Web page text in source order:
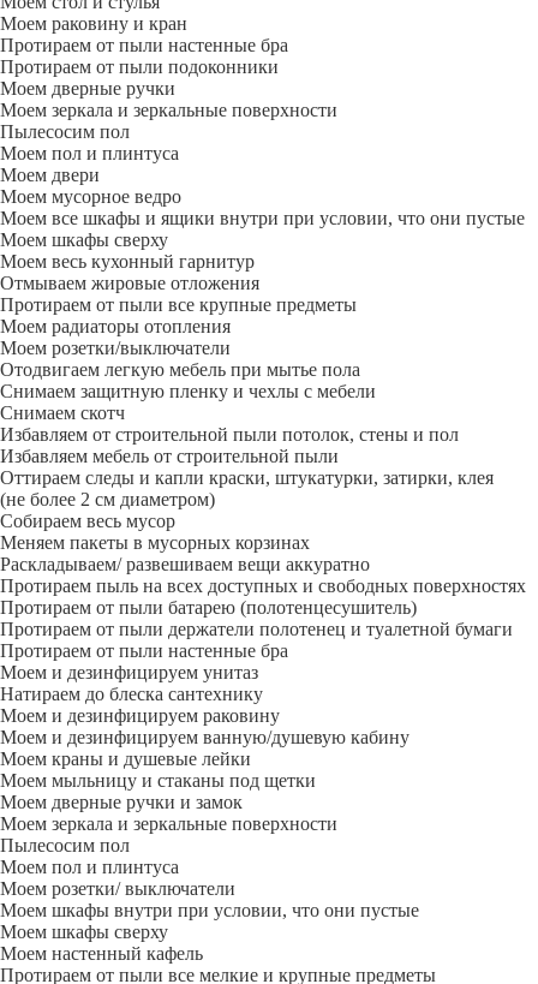
Моем раковину и кран
Протираем от пыли настенные бра
Протираем от пыли подоконники
Моем дверные ручки
Моем зеркала и зеркальные поверхности
Пылесосим пол
Моем пол и плинтуса
Моем двери
Моем мусорное ведро
Моем все шкафы и ящики внутри при условии, что они пустые
Моем шкафы сверху
Моем весь кухонный гарнитур
Отмываем жировые отложения
Протираем от пыли все крупные предметы
Моем радиаторы отопления
Моем розетки/выключатели
Отодвигаем легкую мебель при мытье пола
Снимаем защитную пленку и чехлы с мебели
Снимаем скотч
Избавляем от строительной пыли потолок, стены и пол
Избавляем мебель от строительной пыли
Оттираем следы и капли краски, штукатурки, затирки, клея
(не более 2 см диаметром)
Собираем весь мусор
Меняем пакеты в мусорных корзинах
Раскладываем/ развешиваем вещи аккуратно
Протираем пыль на всех доступных и свободных поверхностях
Протираем от пыли батарею (полотенцесушитель)
Протираем от пыли держатели полотенец и туалетной бумаги
Протираем от пыли настенные бра
Моем и дезинфицируем унитаз
Натираем до блеска сантехнику
Моем и дезинфицируем раковину
Моем и дезинфицируем ванную/душевую кабину
Моем краны и душевые лейки
Моем мыльницу и стаканы под щетки
Моем дверные ручки и замок
Моем зеркала и зеркальные поверхности
Пылесосим пол
Моем пол и плинтуса
Моем розетки/ выключатели
Моем шкафы внутри при условии, что они пустые
Моем шкафы сверху
Моем настенный кафель
Протираем от пыли все мелкие и крупные предметы